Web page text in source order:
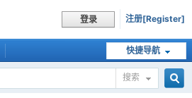
登录 注册[Register]
快捷导航
搜索